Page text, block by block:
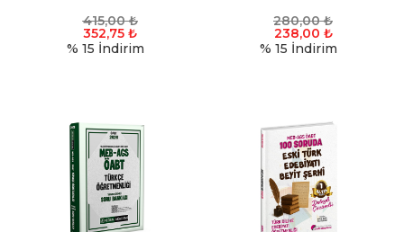
415,00₺
352,75 ₺
% 15 İndirim
280,00₺
238,00 ₺
% 15 İndirim